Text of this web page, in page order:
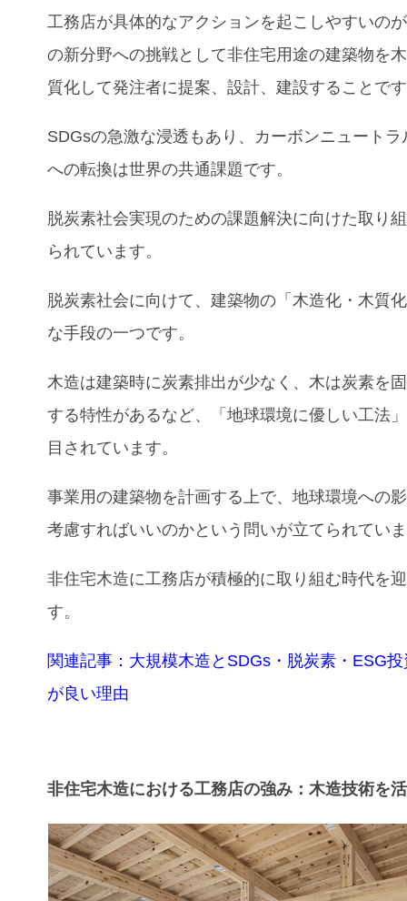
工務店が具体的なアクションを起こしやすいの
の新分野への挑戦として非住宅用途の建築物を
質化して発注者に提案、設計、建設することで
SDGsの急激な浸透もあり、カーボンニュートラ
への転換は世界の共通課題です。
脱炭素社会実現のための課題解決に向けた取り
られています。
脱炭素社会に向けて、建築物の「 木造化・木質
な手段の一つです。
木造は建築時に炭素排出が少なく、木は炭素を
する特性があるなど、「地球環境に優しい工法
目されています。
事業用の建築物を計画する上で、地球環境への
考慮すればいいのかという問いが立てられてい
非住宅木造に工務店が積極的に取り組む時代を
す。
関連記事：大規模木造とSDGs・脱炭素・ESG
が良い理由
非住宅木造における工務店の強み：木造技術を